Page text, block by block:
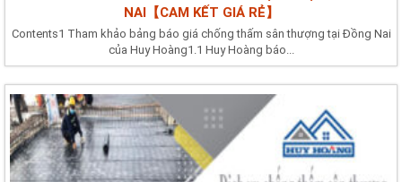
NAI【CAM KẾT GIÁ RẺ】
Contents1 Tham khảo bảng báo giá chống thấm sân thượng tại Đồng Nai
của Huy Hoàng1.1 Huy Hoàng báo...